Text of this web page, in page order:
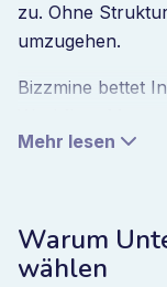
zu. Ohne
umzugehen.
Bizzmine bettet
wiederkehrende
Verzögerungen
Eskalation aus,
Mehr lesen
Warum
wählen